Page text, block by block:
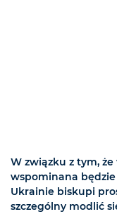
W związku z tym,
wspominana będzie
Ukrainie biskupi
szczególny modlić